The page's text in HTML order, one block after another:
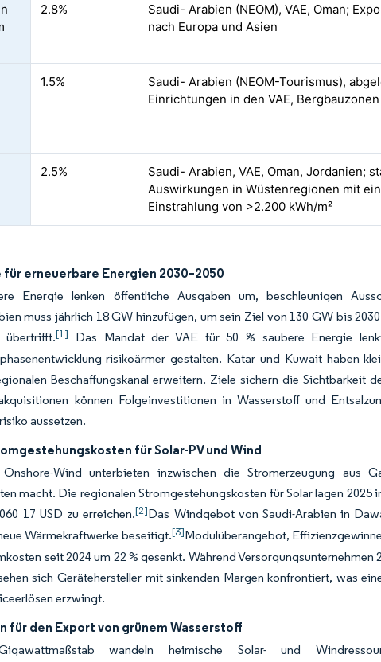
2.8%
Saudi- Arabien (NEOM), VAE, Oman;
nach Europa und Asien
1.5%
Saudi- Arabien (NEOM-Tourismus),
Einrichtungen in den VAE,
2.5%
Saudi- Arabien, VAE, Oman, Jordanien;
Auswirkungen in Wüstenregionen mit
Einstrahlung von >2.200 kWh/m²
erneuerbare Energien 2030–2050
Energie lenken öffentliche Ausgaben um, beschleunigen
muss jährlich 18 GW hinzufügen, um sein Ziel von 130 GW bis
übertrifft.[1]
Das Mandat der VAE für 50 % saubere Energie
risikoärmer gestalten. Katar und Kuwait haben
Beschaffungskanal erweitern. Ziele sichern die Sichtbarkeit
können Folgeinvestitionen in Wasserstoff und
aussetzen.
für Solar-PV und Wind
Wind unterbieten inzwischen die Stromerzeugung aus
macht. Die regionalen Stromgestehungskosten für Solar lagen 2025
17 USD zu erreichen.[2]Das Windgebot von Saudi-Arabien in
Wärmekraftwerke beseitigt.[3]Modulüberangebot,
seit 2024 um 22 % gesenkt. Während
sich Gerätehersteller mit sinkenden Margen konfrontiert, was
erzwingt.
für den Export von grünem Wasserstoff
wandeln heimische Solar- und